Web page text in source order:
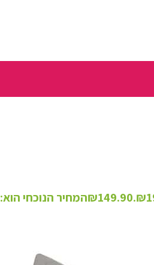
₪149.90
המחיר הנוכחי הוא: ₪149.90.